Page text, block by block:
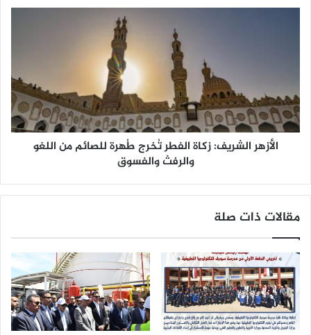
الأزهر الشريف: زكاة الفطر تُخرج طُهرة للصائم من اللغو
والرفث والفسوق
مقالات ذات صلة